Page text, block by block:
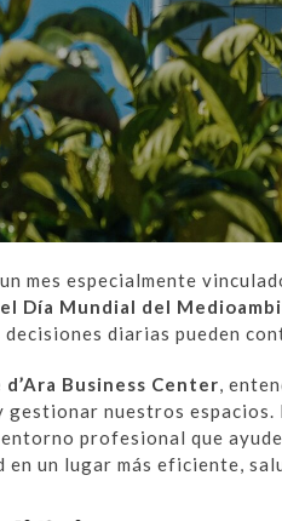
mes especialmente
Día Mundial del
decisiones diarias pueden
d’Ara Business Center,
gestionar nuestros
profesional que
en un lugar más eficiente,